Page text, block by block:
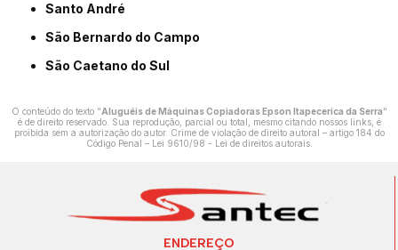
Santo André
São Bernardo do Campo
São Caetano do Sul
O conteúdo do texto "Aluguéis de Máquinas Copiadoras Epson Itapecerica da Serra"
é de direito reservado. Sua reprodução, parcial ou total, mesmo citando nossos links, é
proibida sem a autorização do autor. Crime de violação de direito autoral – artigo 184 do
Código Penal – Lei 9610/98 - Lei de direitos autorais.
ENDEREÇO